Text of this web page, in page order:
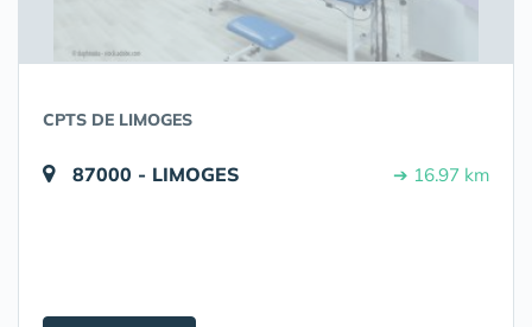
CPTS DE LIMOGES
87000 - LIMOGES ➔ 16.97 km